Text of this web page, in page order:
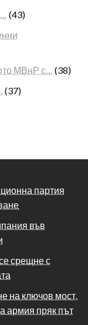
(43)
МВнР с… (38)
(37)
партия
във
срещне с
на ключов мост,
армия пряк път